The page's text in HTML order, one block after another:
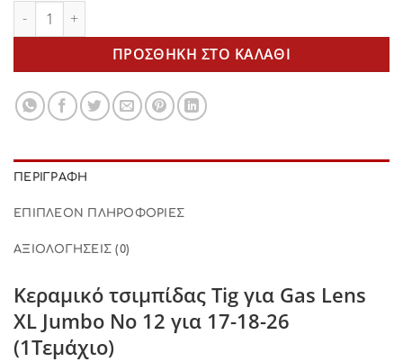
Κεραμικό τσιμπίδας Tig για Gas Lens XL Jumbo No 12 για 17-
ΠΡΟΣΘΉΚΗ ΣΤΟ ΚΑΛΆΘΙ
ΠΕΡΙΓΡΑΦΉ
ΕΠΙΠΛΈΟΝ ΠΛΗΡΟΦΟΡΊΕΣ
ΑΞΙΟΛΟΓΉΣΕΙΣ (0)
Κεραμικό τσιμπίδας Tig για Gas Lens
XL Jumbo No 12 για 17-18-26
(1Τεμάχιο)